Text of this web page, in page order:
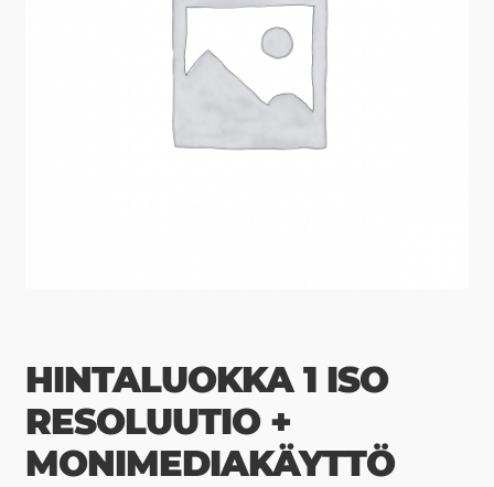
HINTALUOKKA 1 ISO
RESOLUUTIO +
MONIMEDIAKÄYTTÖ